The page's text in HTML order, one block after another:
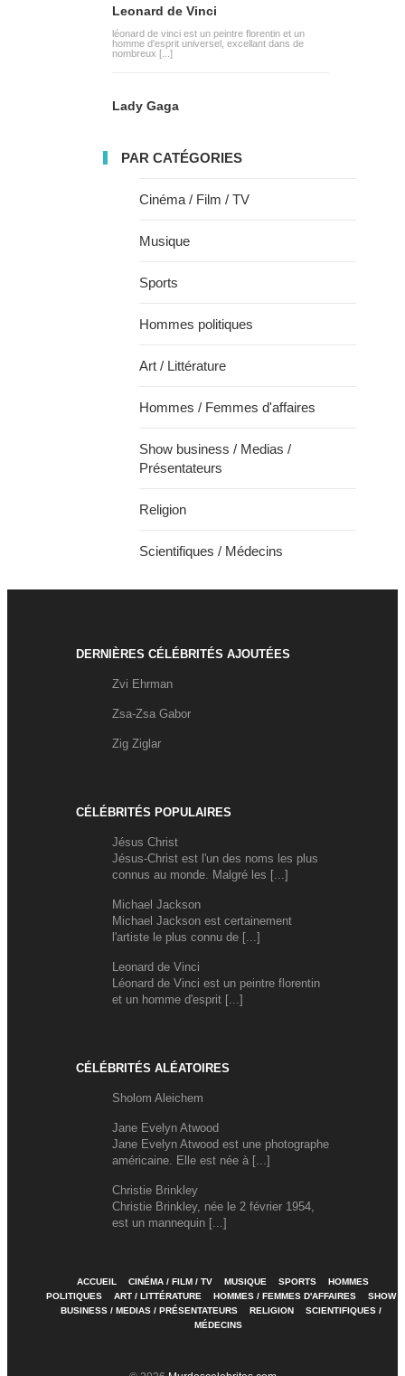
Leonard de Vinci
léonard de vinci est un peintre florentin et un
homme d'esprit universel, excellant dans de
nombreux [...]
Lady Gaga
PAR CATÉGORIES
Cinéma / Film / TV
Musique
Sports
Hommes politiques
Art / Littérature
Hommes / Femmes d'affaires
Show business / Medias /
Présentateurs
Religion
Scientifiques / Médecins
DERNIÈRES CÉLÉBRITÉS AJOUTÉES
Zvi Ehrman
Zsa-Zsa Gabor
Zig Ziglar
CÉLÉBRITÉS POPULAIRES
Jésus Christ
Jésus-Christ est l'un des noms les plus
connus au monde. Malgré les [...]
Michael Jackson
Michael Jackson est certainement
l'artiste le plus connu de [...]
Leonard de Vinci
Léonard de Vinci est un peintre florentin
et un homme d'esprit [...]
CÉLÉBRITÉS ALÉATOIRES
Sholom Aleichem
Jane Evelyn Atwood
Jane Evelyn Atwood est une photographe
américaine. Elle est née à [...]
Christie Brinkley
Christie Brinkley, née le 2 février 1954,
est un mannequin [...]
ACCUEIL CINÉMA / FILM / TV MUSIQUE SPORTS
HOMMES
POLITIQUES
ART / LITTÉRATURE HOMMES / FEMMES D'AFFAIRES
SHOW
BUSINESS / MEDIAS / PRÉSENTATEURS
RELIGION
SCIENTIFIQUES /
MÉDECINS